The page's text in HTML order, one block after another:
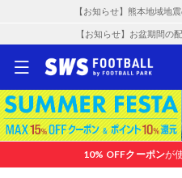
【お知らせ】熊本地域地
【お知らせ】お盆期間の
10% OFFクーポンが